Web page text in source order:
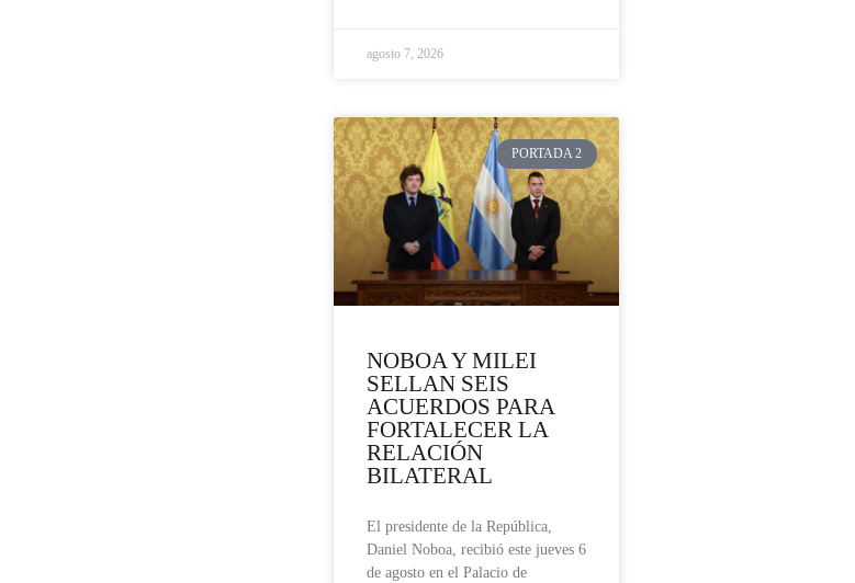
agosto 7, 2026
PORTADA 2
NOBOA Y MILEI
SELLAN SEIS
ACUERDOS PARA
FORTALECER LA
RELACIÓN
BILATERAL
El presidente de la República,
Daniel Noboa, recibió este jueves 6
de agosto en el Palacio de